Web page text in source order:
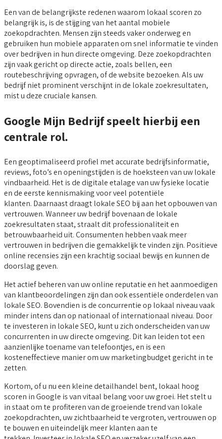
Een van de belangrijkste redenen waarom lokaal scoren zo
belangrijk is, is de stijging van het aantal mobiele
zoekopdrachten. Mensen zijn steeds vaker onderweg en
gebruiken hun mobiele apparaten om snel informatie te vinden
over bedrijven in hun directe omgeving. Deze zoekopdrachten
zijn vaak gericht op directe actie, zoals bellen, een
routebeschrijving opvragen, of de website bezoeken. Als uw
bedrijf niet prominent verschijnt in de lokale zoekresultaten,
mist u deze cruciale kansen.
Google Mijn Bedrijf speelt hierbij een
centrale rol.
Een geoptimaliseerd profiel met accurate bedrijfsinformatie,
reviews, foto’s en openingstijden is de hoeksteen van uw lokale
vindbaarheid. Het is de digitale etalage van uw fysieke locatie
en de eerste kennismaking voor veel potentiële
klanten. Daarnaast draagt lokale SEO bij aan het opbouwen van
vertrouwen. Wanneer uw bedrijf bovenaan de lokale
zoekresultaten staat, straalt dit professionaliteit en
betrouwbaarheid uit. Consumenten hebben vaak meer
vertrouwen in bedrijven die gemakkelijk te vinden zijn. Positieve
online recensies zijn een krachtig sociaal bewijs en kunnen de
doorslag geven.
Het actief beheren van uw online reputatie en het aanmoedigen
van klantbeoordelingen zijn dan ook essentiële onderdelen van
lokale SEO. Bovendien is de concurrentie op lokaal niveau vaak
minder intens dan op nationaal of internationaal niveau. Door
te investeren in lokale SEO, kunt u zich onderscheiden van uw
concurrenten in uw directe omgeving. Dit kan leiden tot een
aanzienlijke toename van telefoontjes, en is een
kosteneffectieve manier om uw marketingbudget gericht in te
zetten.
Kortom, of u nu een kleine detailhandel bent, lokaal hoog
scoren in Google is van vitaal belang voor uw groei. Het stelt u
in staat om te profiteren van de groeiende trend van lokale
zoekopdrachten, uw zichtbaarheid te vergroten, vertrouwen op
te bouwen en uiteindelijk meer klanten aan te